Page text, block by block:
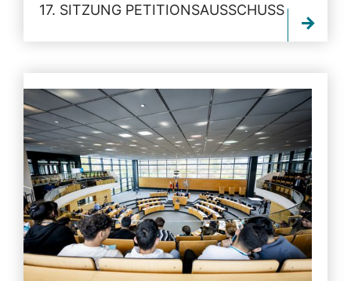
17. SITZUNG PETITIONSAUSSCHUSS